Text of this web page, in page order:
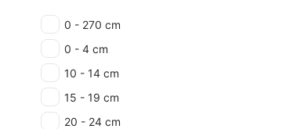
0 - 270 cm
0 - 4 cm
10 - 14 cm
15 - 19 cm
20 - 24 cm